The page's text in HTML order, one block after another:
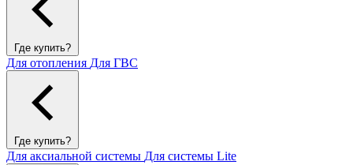
Где купить?
Для отопления Для ГВС
Где купить?
Для аксиальной системы Для системы Lite